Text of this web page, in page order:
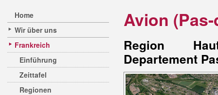
Home
Wir über uns
Frankreich
Einführung
Zeittafel
Regionen
Avion
Region
Departement